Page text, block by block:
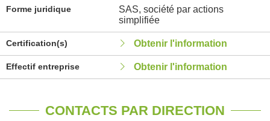
Forme juridique
SAS, société par actions
simplifiée
Certification(s) Obtenir l'information
Effectif entreprise Obtenir l'information
CONTACTS PAR DIRECTION